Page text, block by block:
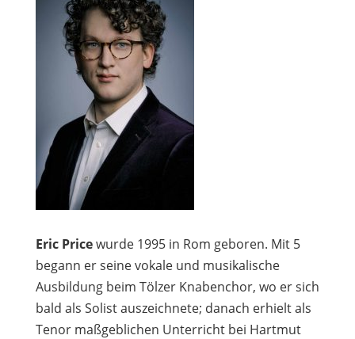
Eric Pricewurde 1995 in Rom geboren. Mit 5
begann er seine vokale und musikalische
Ausbildung beim Tölzer Knabenchor, wo er sich
bald als Solist auszeichnete; danach erhielt als
Tenor maßgeblichen Unterricht bei Hartmut